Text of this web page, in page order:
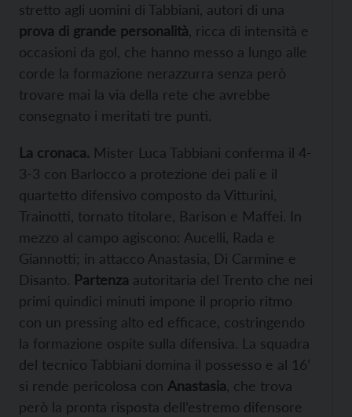
stretto agli uomini di Tabbiani, autori di una
prova di grande personalità , ricca di intensità e
occasioni da gol, che hanno messo a lungo alle
corde la formazione nerazzurra senza però
trovare mai la via della rete che avrebbe
consegnato i meritati tre punti.
La cronaca. Mister Luca Tabbiani conferma il 4-
3-3 con Barlocco a protezione dei pali e il
quartetto difensivo composto da Vitturini,
Trainotti, tornato titolare, Barison e Maffei. In
mezzo al campo agiscono: Aucelli, Rada e
Giannotti; in attacco Anastasia, Di Carmine e
Disanto. Partenza autoritaria del Trento che nei
primi quindici minuti impone il proprio ritmo
con un pressing alto ed efficace, costringendo
la formazione ospite sulla difensiva. La squadra
del tecnico Tabbiani domina il possesso e al 16’
si rende pericolosa con Anastasia , che trova
però la pronta risposta dell’estremo difensore